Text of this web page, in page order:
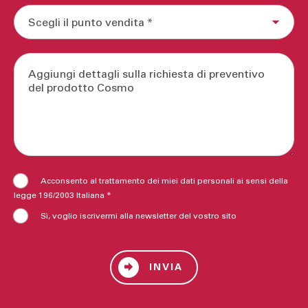
Acconsento al trattamento dei miei dati personali ai sensi della
legge 196/2003 Italiana *
Sì, voglio iscrivermi alla newsletter del vostro sito
INVIA